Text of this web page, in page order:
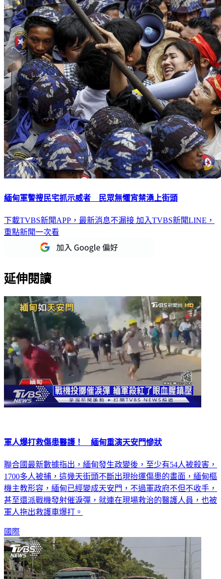
緬甸軍警搜民宅抓示威者 民眾無懼宵禁湧上街頭
下載TVBS新聞APP，最新消息不漏接 加入TVBS新聞LINE，
重點新聞一次看
延伸閱讀
軍人爆打救傷患醫護！ 緬甸重演天安門慘狀
聯合國最新數據指出，緬甸發生政變後，至少有54人被殺害，
1700多人被捕，這幾天街頭不斷出現抬運傷患的畫面，緬甸樞
機主教形容，緬甸已經變成天安門，不過軍政府不但不收手，
甚至還派戰機發射催淚彈，就連在現場救治的醫護人員，也被
軍人拖出救護車爆打。
國際